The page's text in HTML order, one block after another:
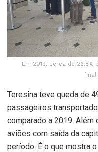
Em 2019, cerca de 26,8%
Teresina teve queda de
passageiros
comparado a 2019.
aviões com saída da
período. É o que mostra